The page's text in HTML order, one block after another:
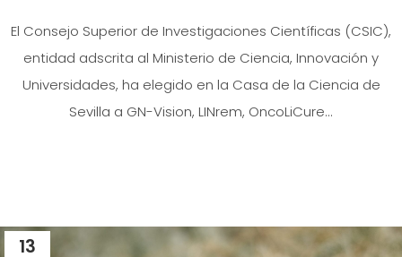
El Consejo Superior de Investigaciones Científicas (CSIC),
entidad adscrita al Ministerio de Ciencia, Innovación y
Universidades, ha elegido en la Casa de la Ciencia de
Sevilla a GN-Vision, LINrem, OncoLiCure...
13